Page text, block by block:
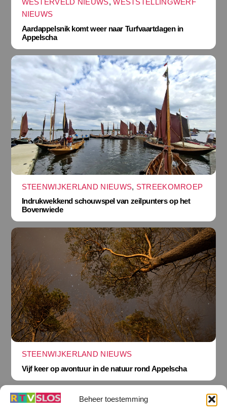
Beheer toestemming
WESTERVELD NIEUWS,WESTSTELLINGWERF
NIEUWS
Aardappelsnik komt weer naar Turfvaartdagen in
Appelscha
STEENWIJKERLAND NIEUWS, STREEKOMROEP
Indrukwekkend schouwspel van zeilpunters op het
Bovenwiede
STEENWIJKERLAND NIEUWS
Vijf keer op avontuur in de natuur rond Appelscha